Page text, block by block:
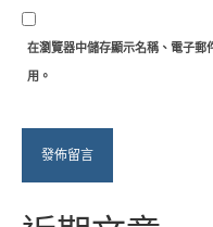
在瀏覽器中儲存顯示名稱、電子郵
用。